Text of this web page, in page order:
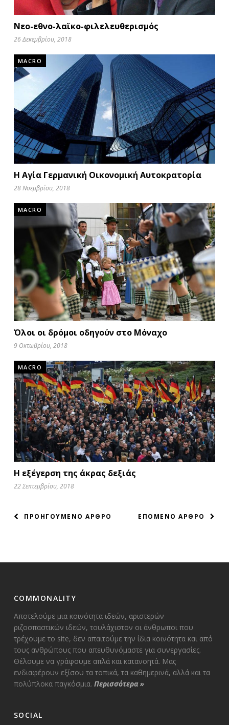
Νεο-εθνο-λαϊκο-φιλελευθερισμός
26 Δεκεμβρίου, 2018
MACRO
Η Αγία Γερμανική Οικονομική Αυτοκρατορία
28 Νοεμβρίου, 2018
MACRO
Όλοι οι δρόμοι οδηγούν στο Μόναχο
9 Οκτωβρίου, 2018
MACRO
Η εξέγερση της άκρας δεξιάς
22 Σεπτεμβρίου, 2018
ΠΛΟΗΓΗΣΗ
ΕΠΟΜΕΝΟ ΑΡΘΡΟ
ΠΡΟΗΓΟΥΜΕΝΟ ΑΡΘΡΟ
COMMONALITY
Αποτελούμε μια κοινότητα ιδεών, αριστερών
ριζοσπαστικών ιδεών, τουλάχιστον οι άνθρωποι που
τρέχουμε το site, δεν απαιτούμε την ίδια κοινότητα και από
τους ανθρώπους που απευθυνόμαστε για συνεργασίες.
Θέλουμε να γράφουμε απλά και κατανοητά. Μας
ενδιαφέρουν εξίσου τα τοπικά, τα καθημερινά, αλλά και τα
πολύπλοκα παγκόσμια. Περισσότερα»
SOCIAL